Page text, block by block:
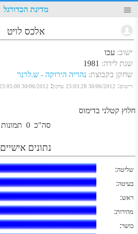
מדינת הכדורגל
אלכס לויט
ישוב: עכו
שנת לידה:
1981
שחקן בקבוצת: נהריה הירוקה - ש.לרנר
רישום:
30/06/2012 23:03:28 עדכון:
30/06/2012 23:05:00
חלוץ קטלני בדימוס
סה"כ 0 תמונות
נתונים אישיים
שליטה:
בעיטה:
ראש:
מהירות:
כושר: